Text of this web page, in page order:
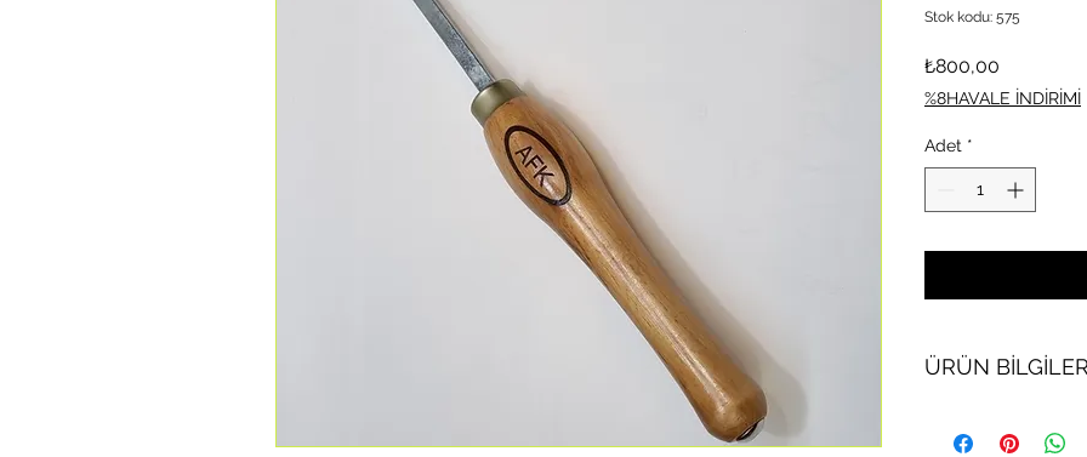
Stok kodu: 575
₺800,00
%8HAVALE İNDİRİMİ
Adet *
ÜRÜN
bağlantılı bıçak.